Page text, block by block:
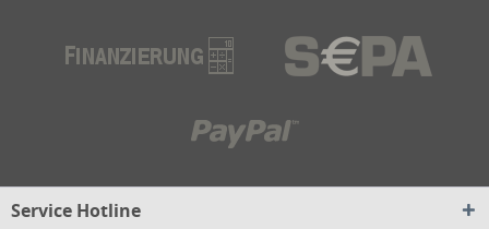
Service Hotline